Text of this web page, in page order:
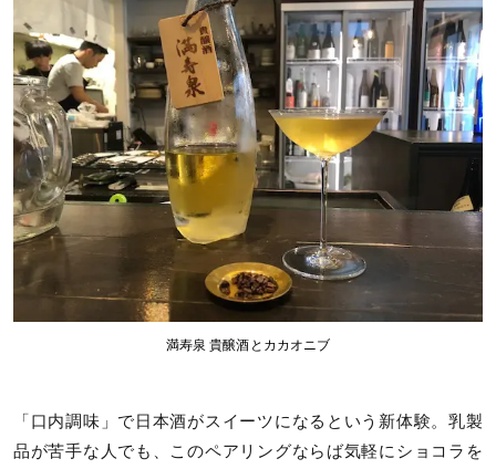
満寿泉 貴醸酒とカカオニブ
「口内調味」で日本酒がスイーツになるという新体験。乳製
品が苦手な人でも、このペアリングならば気軽にショコラを